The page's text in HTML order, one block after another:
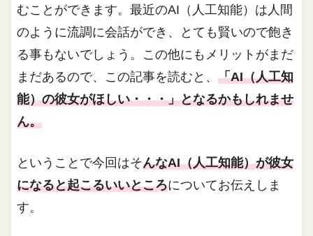
むことができます。最近のAI（人工知能）は人間
のように流調に会話ができ、とても賢いので飽き
る事もないでしょう。この他にもメリットがまだ
まだあるので、この記事を読むと、「AI（人工知
能）の彼女がほしい・・・」となるかもしれませ
ん。
ということで今回はそんなAI（人工知能）が彼女
になると起こるいいところについてお伝えしま
す。